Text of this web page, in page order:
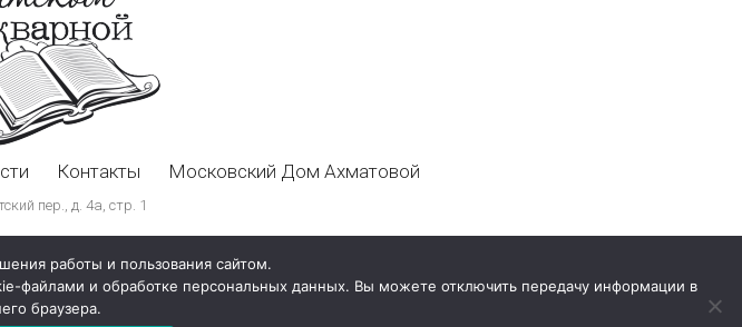
Контакты Московский Дом Ахматовой
пер., д. 4а, стр. 1
работы и пользования сайтом.
файлами и обработке персональных данных. Вы можете отключить передачу информации в
браузера.